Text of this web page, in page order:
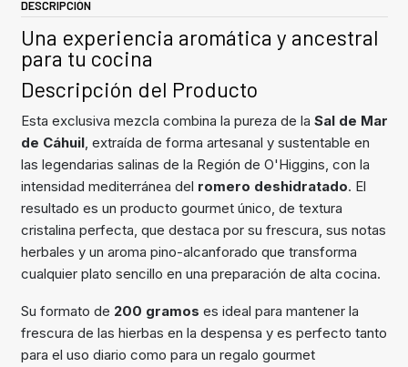
DESCRIPCIÓN
Una experiencia aromática y ancestral
para tu cocina
Descripción del Producto
Esta exclusiva mezcla combina la pureza de la Sal de Mar
de Cáhuil, extraída de forma artesanal y sustentable en
las legendarias salinas de la Región de O'Higgins, con la
intensidad mediterránea del romero deshidratado. El
resultado es un producto gourmet único, de textura
cristalina perfecta, que destaca por su frescura, sus notas
herbales y un aroma pino-alcanforado que transforma
cualquier plato sencillo en una preparación de alta cocina.
Su formato de 200 gramos es ideal para mantener la
frescura de las hierbas en la despensa y es perfecto tanto
para el uso diario como para un regalo gourmet